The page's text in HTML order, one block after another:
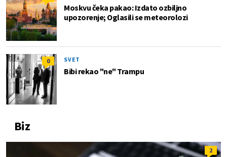
Moskvu čeka pakao: Izdato ozbiljno
upozorenje; Oglasili se meteorolozi
0 SVET
Bibi rekao "ne" Trampu
Biz
2